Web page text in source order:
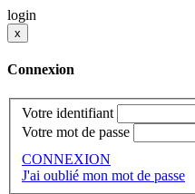
login
x
Connexion
Votre identifiant
Votre mot de passe
CONNEXION
J'ai oublié mon mot de passe